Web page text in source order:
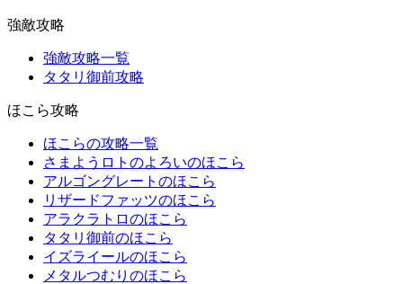
強敵攻略
強敵攻略一覧
タタリ御前攻略
ほこら攻略
ほこらの攻略一覧
さまようロトのよろいのほこら
アルゴングレートのほこら
リザードファッツのほこら
アラクラトロのほこら
タタリ御前のほこら
イズライールのほこら
メタルつむりのほこら